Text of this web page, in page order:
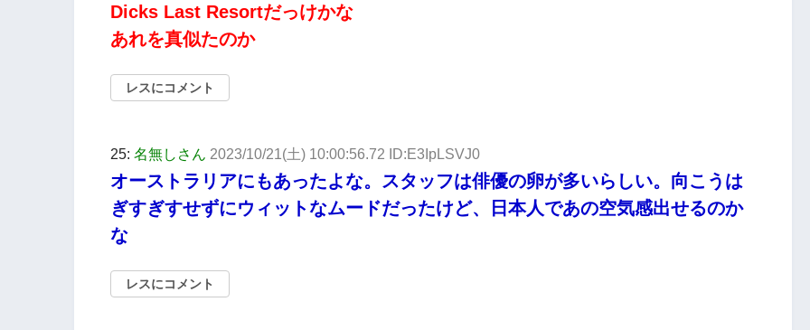
Dicks Last Resortだっけかな
あれを真似たのか
レスにコメント
25: 名無しさん 2023/10/21(土) 10:00:56.72 ID:E3IpLSVJ0
オーストラリアにもあったよな。スタッフは俳優の卵が多いらしい。向こうは
ぎすぎすせずにウィットなムードだったけど、日本人であの空気感出せるのか
な
レスにコメント